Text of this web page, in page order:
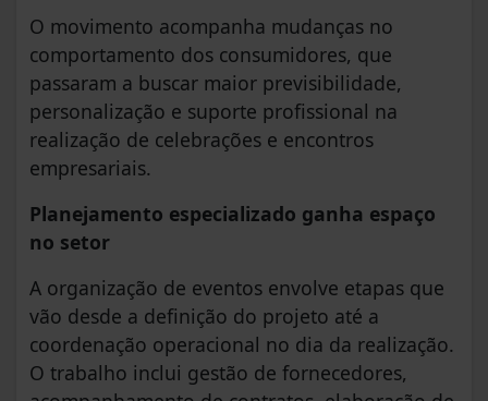
O movimento acompanha mudanças no
comportamento dos consumidores, que
passaram a buscar maior previsibilidade,
personalização e suporte profissional na
realização de celebrações e encontros
empresariais.
Planejamento especializado ganha espaço
no setor
A organização de eventos envolve etapas que
vão desde a definição do projeto até a
coordenação operacional no dia da realização.
O trabalho inclui gestão de fornecedores,